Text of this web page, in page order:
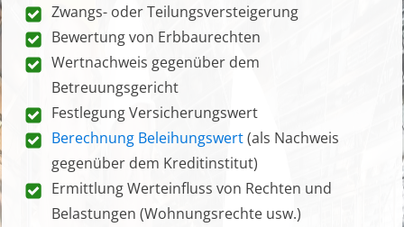
Zwangs- oder Teilungsversteigerung
Bewertung von Erbbaurechten
Wertnachweis gegenüber dem
Betreuungsgericht
Festlegung Versicherungswert
Berechnung Beleihungswert(als Nachweis
gegenüber dem Kreditinstitut)
Ermittlung Werteinfluss von Rechten und
Belastungen (Wohnungsrechte usw.)